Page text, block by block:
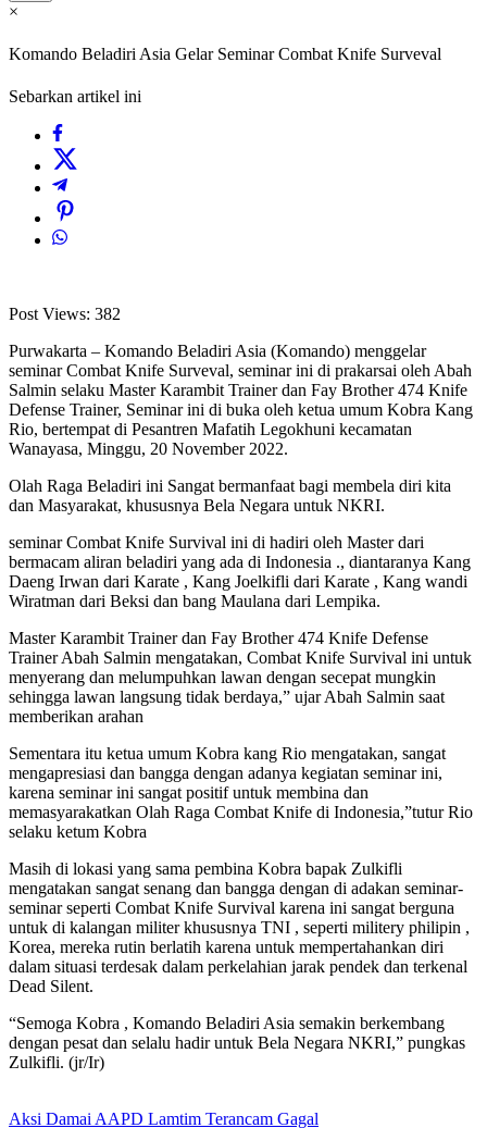
×
Komando Beladiri Asia Gelar Seminar Combat Knife Surveval
Sebarkan artikel ini
Post Views: 382
Purwakarta – Komando Beladiri Asia (Komando) menggelar
seminar Combat Knife Surveval, seminar ini di prakarsai oleh Abah
Salmin selaku Master Karambit Trainer dan Fay Brother 474 Knife
Defense Trainer, Seminar ini di buka oleh ketua umum Kobra Kang
Rio, bertempat di Pesantren Mafatih Legokhuni kecamatan
Wanayasa, Minggu, 20 November 2022.
Olah Raga Beladiri ini Sangat bermanfaat bagi membela diri kita
dan Masyarakat, khususnya Bela Negara untuk NKRI.
seminar Combat Knife Survival ini di hadiri oleh Master dari
bermacam aliran beladiri yang ada di Indonesia ., diantaranya Kang
Daeng Irwan dari Karate , Kang Joelkifli dari Karate , Kang wandi
Wiratman dari Beksi dan bang Maulana dari Lempika.
Master Karambit Trainer dan Fay Brother 474 Knife Defense
Trainer Abah Salmin mengatakan, Combat Knife Survival ini untuk
menyerang dan melumpuhkan lawan dengan secepat mungkin
sehingga lawan langsung tidak berdaya,” ujar Abah Salmin saat
memberikan arahan
Sementara itu ketua umum Kobra kang Rio mengatakan, sangat
mengapresiasi dan bangga dengan adanya kegiatan seminar ini,
karena seminar ini sangat positif untuk membina dan
memasyarakatkan Olah Raga Combat Knife di Indonesia,”tutur Rio
selaku ketum Kobra
Masih di lokasi yang sama pembina Kobra bapak Zulkifli
mengatakan sangat senang dan bangga dengan di adakan seminar-
seminar seperti Combat Knife Survival karena ini sangat berguna
untuk di kalangan militer khususnya TNI , seperti militery philipin ,
Korea, mereka rutin berlatih karena untuk mempertahankan diri
dalam situasi terdesak dalam perkelahian jarak pendek dan terkenal
Dead Silent.
“Semoga Kobra , Komando Beladiri Asia semakin berkembang
dengan pesat dan selalu hadir untuk Bela Negara NKRI,” pungkas
Zulkifli. (jr/Ir)
Aksi Damai AAPD Lamtim Terancam Gagal